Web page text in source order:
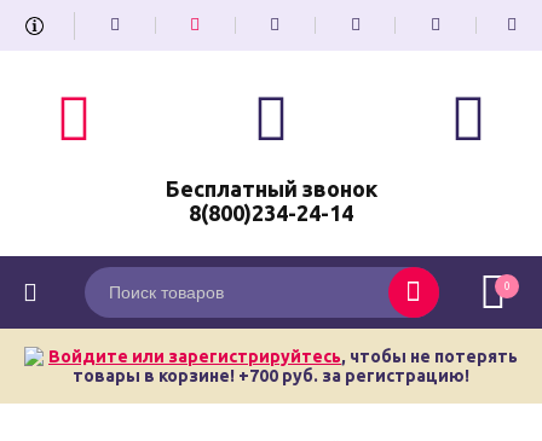
Бесплатный звонок
8(800)234-24-14
0
Войдите или зарегистрируйтесь, чтобы не потерять
товары в корзине! +700 руб. за регистрацию!